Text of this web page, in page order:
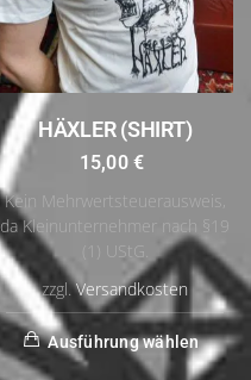
HÄXLER (SHIRT)
15,00€
Kein Mehrwertsteuerausweis,
da Kleinunternehmer nach §19
(1) UStG.
zzgl.Versandkosten
Ausführung wählen